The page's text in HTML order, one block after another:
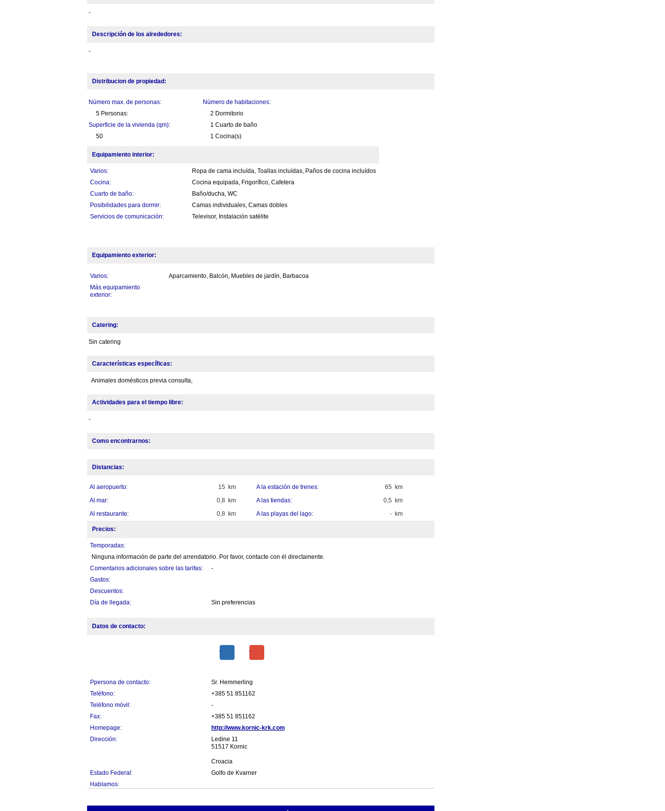
-
Descripción de los alrededores:
-
Distribucion de propiedad:
Número max. de personas:
5 Personas:
Superficie de la vivienda (qm):
50
Número de habitaciones:
2 Dormitorio
1 Cuarto de baño
1 Cocina(s)
Equipamiento interior:
Varios:
Ropa de cama incluída, Toallas incluídas, Paños de cocina incluídos
Cocina:
Cocina equipada, Frigorífico, Cafetera
Cuarto de baño:
Baño/ducha, WC
Posibilidades para dormir:
Camas individuales, Camas dobles
Servicios de comunicación:
Televisor, Instalación satélite
Equipamiento exterior:
Varios:
Aparcamiento, Balcón, Muebles de jardín, Barbacoa
Más equipamiento
exterior:
Catering:
Sin catering
Características específicas:
Animales domésticos previa consulta,
Actividades para el tiempo libre:
-
Como encontrarnos:
Distancias:
15 km
Al aeropuerto: 65 km
A la estación de trenes:
0,8 km
Al mar: 0,5 km
A las tiendas:
0,8 km
Al restaurante: - km
A las playas del lago:
Precios:
Temporadas:
Ninguna información de parte del arrendatorio. Por favor, contacte con él directamente.
Comentarios adicionales sobre las tarifas:
-
Gastos:
Descuentos:
Día de llegada:
Sin preferencias
Datos de contacto:
Ppersona de contacto:
Sr. Hemmerling
Teléfono:
+385 51 851162
Teléfono móvil:
-
Fax:
+385 51 851162
Homepage:
http://www.kornic-krk.com
Dirección:
Ledine 11
51517 Kornic
Croacia
Estado Federal:
Golfo de Kvarner
Hablamos: